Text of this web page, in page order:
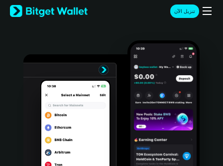
English
日本語
Türkçe
Português (Portugal)
Bahasa Indonesia
تنزيل الآن